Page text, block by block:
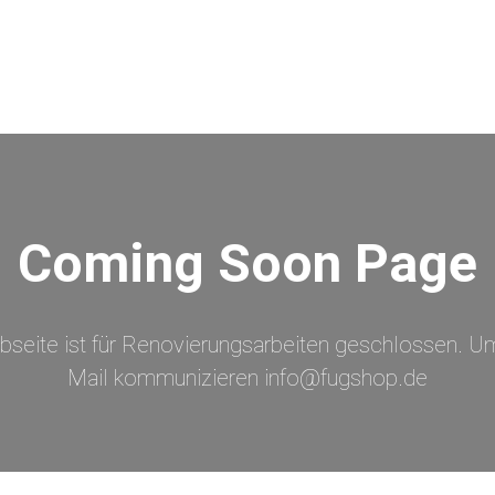
Coming Soon Page
ist für Renovierungsarbeiten geschlossen.
Mail kommunizieren info@fugshop.de